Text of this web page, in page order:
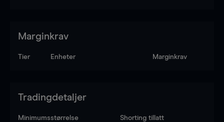
Marginkrav
Tier Enheter Marginkrav
Tradingdetaljer
Minimumsstørrelse Shorting tillatt